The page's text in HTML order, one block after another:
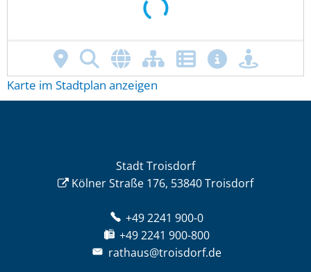
Karte im Stadtplan anzeigen
Stadt Troisdorf
Kölner Straße 176, 53840 Troisdorf
+49 2241 900-0
+49 2241 900-800
rathaus@troisdorf.de